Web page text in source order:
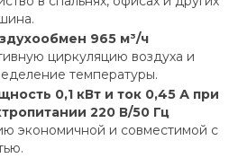
965 м³/ч
циркуляцию воздуха и
температуры.
0,1 кВт и ток 0,45 А при
220 В/50 Гц
экономичной и совместимой с